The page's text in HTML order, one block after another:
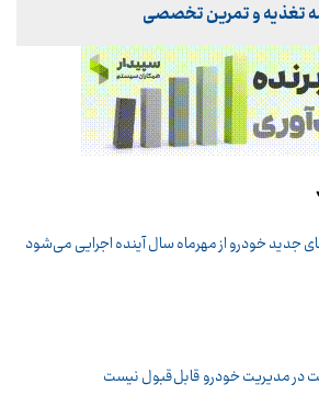
تغذیه و تمرین تخصصی
جدید خودرو از مهرماه سال آینده اجرایی می‌شود
در مدیریت خودرو قابل‌قبول نیست